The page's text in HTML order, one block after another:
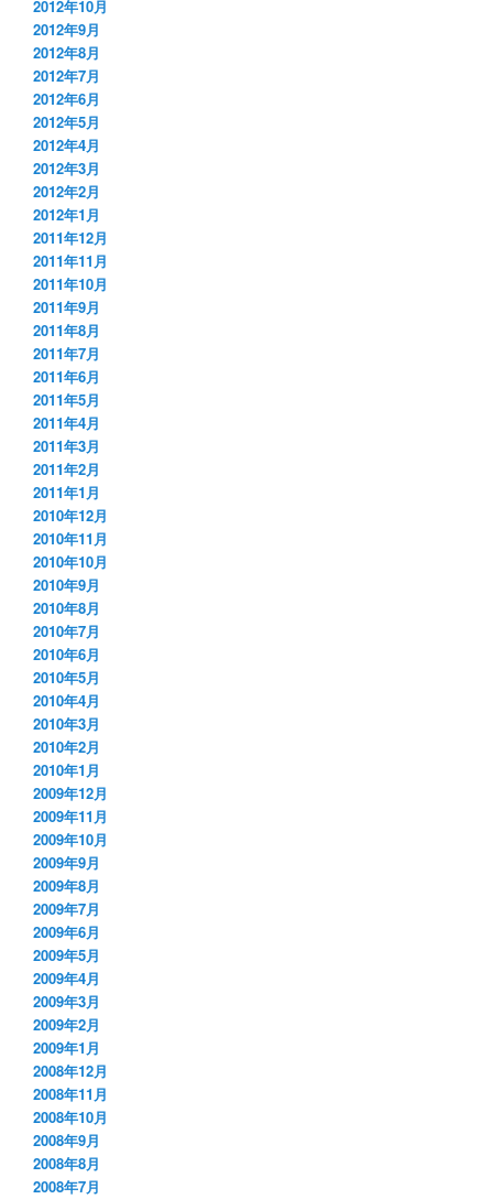
2012年10月
2012年9月
2012年8月
2012年7月
2012年6月
2012年5月
2012年4月
2012年3月
2012年2月
2012年1月
2011年12月
2011年11月
2011年10月
2011年9月
2011年8月
2011年7月
2011年6月
2011年5月
2011年4月
2011年3月
2011年2月
2011年1月
2010年12月
2010年11月
2010年10月
2010年9月
2010年8月
2010年7月
2010年6月
2010年5月
2010年4月
2010年3月
2010年2月
2010年1月
2009年12月
2009年11月
2009年10月
2009年9月
2009年8月
2009年7月
2009年6月
2009年5月
2009年4月
2009年3月
2009年2月
2009年1月
2008年12月
2008年11月
2008年10月
2008年9月
2008年8月
2008年7月